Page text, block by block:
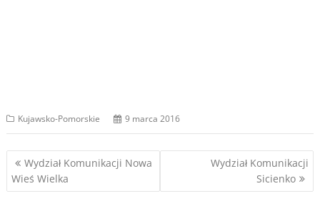
Kujawsko-Pomorskie 9 marca 2016
Nawigacja
wpisu
Wydział Komunikacji Nowa
Wieś Wielka
Wydział Komunikacji
Sicienko